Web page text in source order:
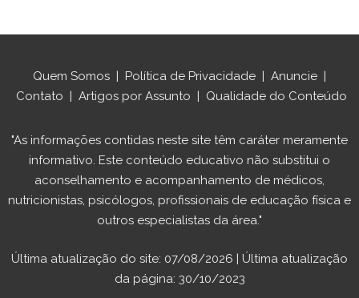
Quem Somos | Política de Privacidade | Anuncie |
Contato | Artigos por Assunto | Qualidade do Conteúdo
"As informações contidas neste site têm caráter meramente
informativo. Este conteúdo educativo não substitui o
aconselhamento e acompanhamento de médicos,
nutricionistas, psicólogos, profissionais de educação física e
outros especialistas da área."
Última atualização do site: 07/08/2026 | Última atualização
da página: 30/10/2023